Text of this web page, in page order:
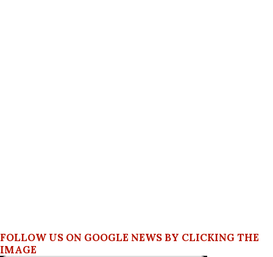
FOLLOW US ON GOOGLE NEWS BY CLICKING THE
IMAGE